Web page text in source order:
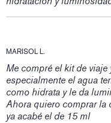
MARISOL L.
Me compré el kit de
especialmente el agua
como hidrata y le da
Ahora quiero comprar la
ya acabé el de 15 ml